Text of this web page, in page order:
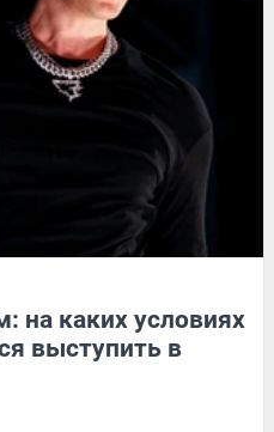
на каких условиях
выступить в